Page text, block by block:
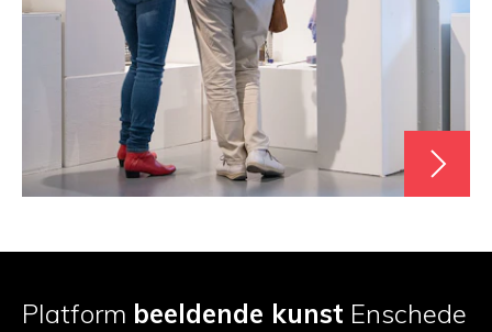
Platform beeldende kunst Enschede